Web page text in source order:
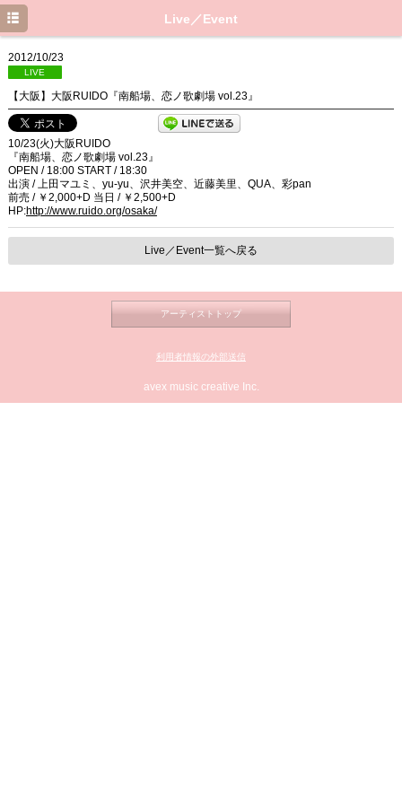
Live／Event
2012/10/23
LIVE
【大阪】大阪RUIDO『南船場、恋ノ歌劇場 vol.23』
10/23(火)大阪RUIDO
『南船場、恋ノ歌劇場 vol.23』
OPEN / 18:00 START / 18:30
出演 / 上田マユミ、yu-yu、沢井美空、近藤美里、QUA、彩pan
前売 / ￥2,000+D 当日 / ￥2,500+D
HP:http://www.ruido.org/osaka/
Live／Event一覧へ戻る
アーティストトップ
利用者情報の外部送信
avex music creative Inc.
News
Media
Profile
Discography
Movie